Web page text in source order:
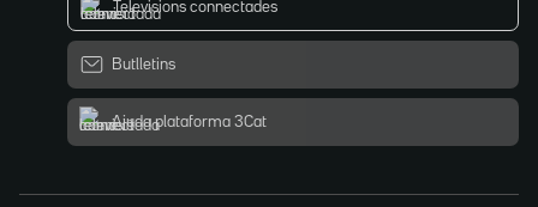
Televisions connectades
Butlletins
Ajuda plataforma 3Cat